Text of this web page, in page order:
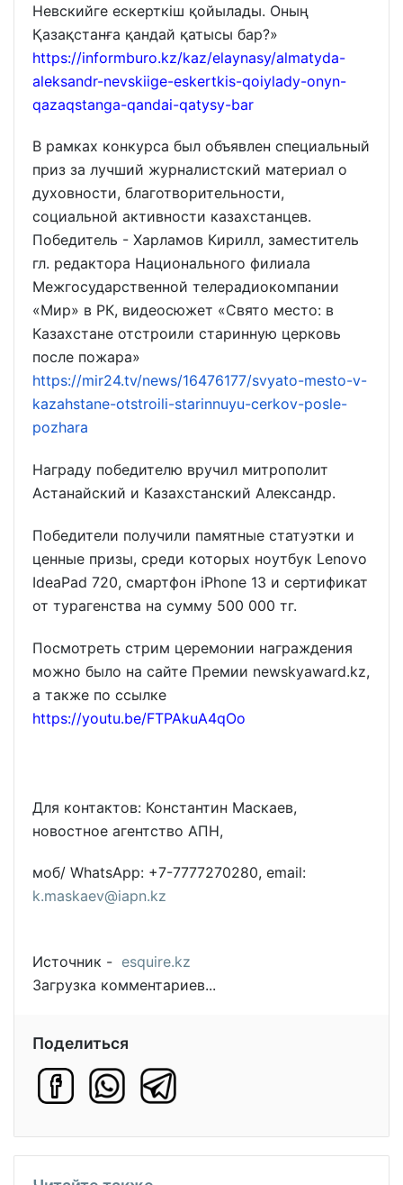
Невскийге ескерткіш қойылады. Оның
Қазақстанға қандай қатысы бар?»
https://informburo.kz/kaz/elaynasy/almatyda-
aleksandr-nevskiige-eskertkis-qoiylady-onyn-
qazaqstanga-qandai-qatysy-bar
В рамках конкурса был объявлен специальный
приз за лучший журналистский материал о
духовности, благотворительности,
социальной активности казахстанцев.
Победитель - Харламов Кирилл, заместитель
гл. редактора Национального филиала
Межгосударственной телерадиокомпании
«Мир» в РК, видеосюжет «Свято место: в
Казахстане отстроили старинную церковь
после пожара»
https://mir24.tv/news/16476177/svyato-mesto-v-
kazahstane-otstroili-starinnuyu-cerkov-posle-
pozhara
Награду победителю вручил митрополит
Астанайский и Казахстанский Александр.
Победители получили памятные статуэтки и
ценные призы, среди которых ноутбук Lenovo
IdeaPad 720, смартфон iPhone 13 и сертификат
от турагенства на сумму 500 000 тг.
Посмотреть стрим церемонии награждения
можно было на сайте Премии newskyaward.kz,
а также по ссылке
https://youtu.be/FTPAkuA4qOo
Для контактов: Константин Маскаев,
новостное агентство АПН,
моб/ WhatsApp: +7-7777270280, email:
k.maskaev@iapn.kz
Источник - esquire.kz
Загрузка комментариев...
Поделиться